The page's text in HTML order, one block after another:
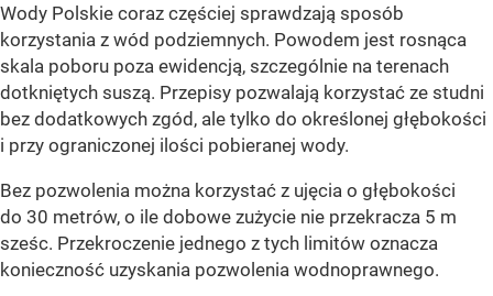
Wody Polskie coraz częściej sprawdzają sposób
korzystania z wód podziemnych. Powodem jest rosnąca
skala poboru poza ewidencją, szczególnie na terenach
dotkniętych suszą. Przepisy pozwalają korzystać ze studni
bez dodatkowych zgód, ale tylko do określonej głębokości
i przy ograniczonej ilości pobieranej wody.
Bez pozwolenia można korzystać z ujęcia o głębokości
do 30 metrów, o ile dobowe zużycie nie przekracza 5 m
sześc. Przekroczenie jednego z tych limitów oznacza
konieczność uzyskania pozwolenia wodnoprawnego.